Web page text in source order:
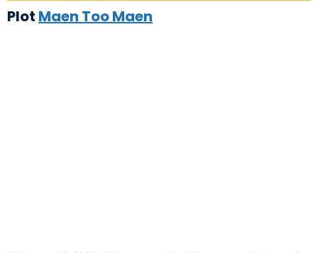
Plot Maen Too Maen